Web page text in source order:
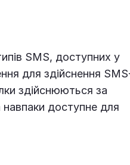
SMS, доступних у
для здійснення
здійснюються за
доступне для